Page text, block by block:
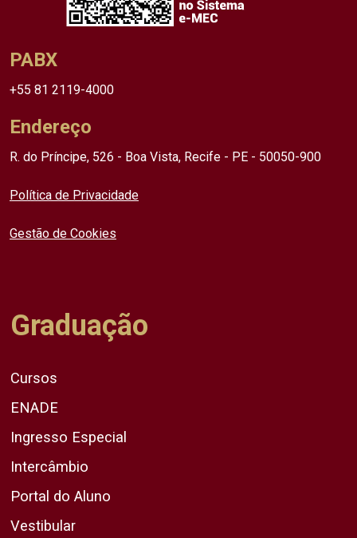
PABX
+55 81 2119-4000
Endereço
R. do Príncipe, 526 - Boa Vista, Recife - PE - 50050-900
Política de Privacidade
Gestão de Cookies
Graduação
Cursos
ENADE
Ingresso Especial
Intercâmbio
Portal do Aluno
Vestibular